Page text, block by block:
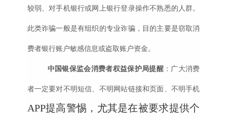
较弱、对手机银行或网上银行登录操作不熟悉的人群。
此类诈骗一般是有组织的专业诈骗，目的主要是窃取消
费者银行账户敏感信息或盗取账户资金。
中国银保监会消费者权益保护局提醒 ：广大消费
者一定要对不明短信、不明网站链接和页面、不明手机
APP提高警惕，尤其是在被要求提供个